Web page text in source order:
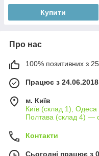
Купити
Про нас
100% позитивних з 25
Працює з 24.06.2018
м. Київ
Київ (склад 1), Одеса
Полтава (склад 4) —
Контакти
Сьогодні працює з